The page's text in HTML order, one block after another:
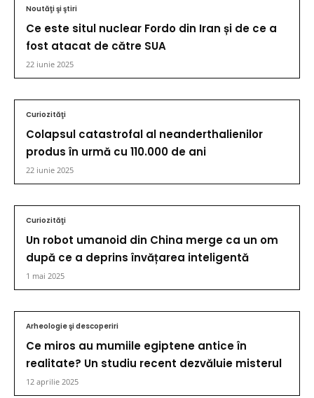
Noutăţi şi ştiri
Ce este situl nuclear Fordo din Iran și de ce a
fost atacat de către SUA
22 iunie 2025
Curiozităţi
Colapsul catastrofal al neanderthalienilor
produs în urmă cu 110.000 de ani
22 iunie 2025
Curiozităţi
Un robot umanoid din China merge ca un om
după ce a deprins învățarea inteligentă
1 mai 2025
Arheologie şi descoperiri
Ce miros au mumiile egiptene antice în
realitate? Un studiu recent dezvăluie misterul
12 aprilie 2025